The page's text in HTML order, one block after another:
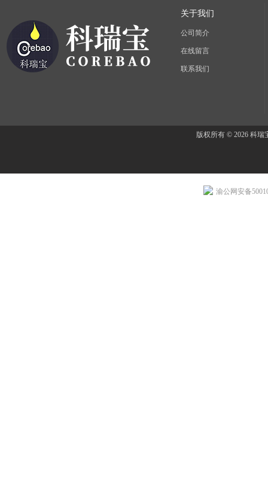
关于我们
公司简介
在线留言
联系我们
版权所有 © 2026 科
渝公网安备